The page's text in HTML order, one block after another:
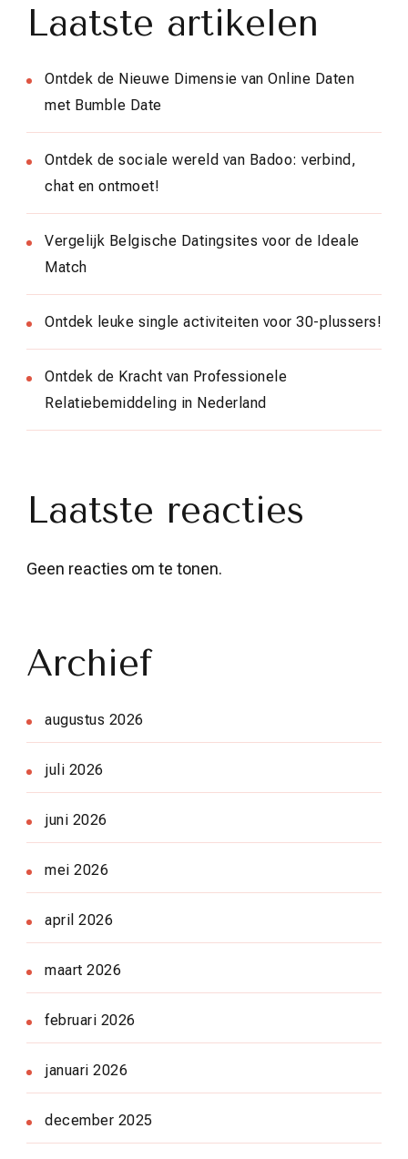
Laatste artikelen
Ontdek de Nieuwe Dimensie van Online Daten
met Bumble Date
Ontdek de sociale wereld van Badoo: verbind,
chat en ontmoet!
Vergelijk Belgische Datingsites voor de Ideale
Match
Ontdek leuke single activiteiten voor 30-plussers!
Ontdek de Kracht van Professionele
Relatiebemiddeling in Nederland
Laatste reacties
Geen reacties om te tonen.
Archief
augustus 2026
juli 2026
juni 2026
mei 2026
april 2026
maart 2026
februari 2026
januari 2026
december 2025